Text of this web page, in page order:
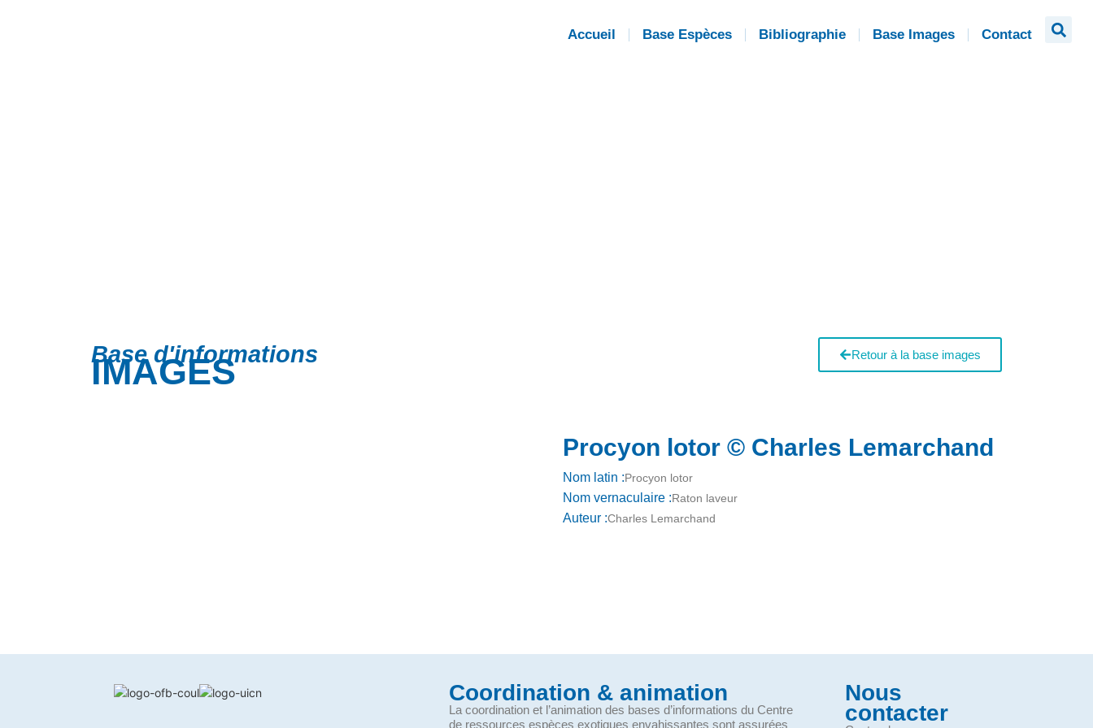
Accueil Base Espèces Bibliographie Base Images Contact
Base d'informations
IMAGES Retour à la base images
Procyon lotor © Charles Lemarchand
Nom latin :Procyon lotor
Nom vernaculaire :Raton laveur
Auteur :Charles Lemarchand
Coordination & animation
La coordination et l’animation des bases d’informations du Centre
de ressources espèces exotiques envahissantes sont assurées
Nous
contacter